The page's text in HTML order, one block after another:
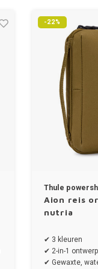
-22%
Thule
Aion reis
nutria
✔ 3 kleuren
✔ 2-in-1 ontwerp
✔ Gewaxte,